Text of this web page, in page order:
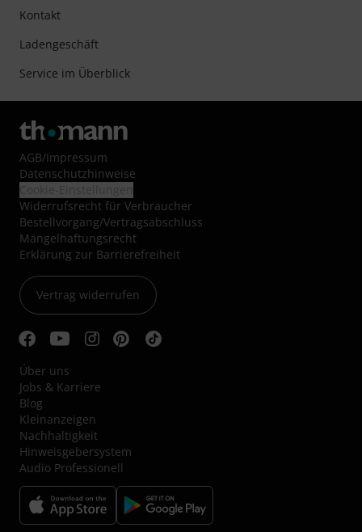
Kontakt
Ladengeschäft
Service im Überblick
AGB/Impressum
Datenschutzhinweise
Widerrufsrecht für Verbraucher
Bestellvorgang/Vertragsabschluss
Mängelhaftungsrecht
Erklärung zur Barrierefreiheit
Vertrag widerrufen
Über uns
Jobs & Karriere
Blog
Kleinanzeigen
Nachhaltigkeit
Hinweisgebersystem
Audio Professionell